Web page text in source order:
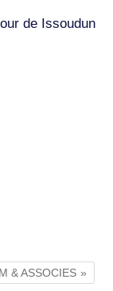
de Issoudun
& ASSOCIES